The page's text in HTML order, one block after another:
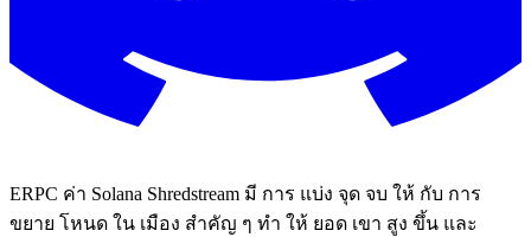
ERPC ค่า Solana Shredstream มี การ แบ่ง จุด จบ ให้ กับ การ
ขยาย โหนด ใน เมือง สําคัญ ๆ ทํา ให้ ยอด เขา สูง ขึ้น และ